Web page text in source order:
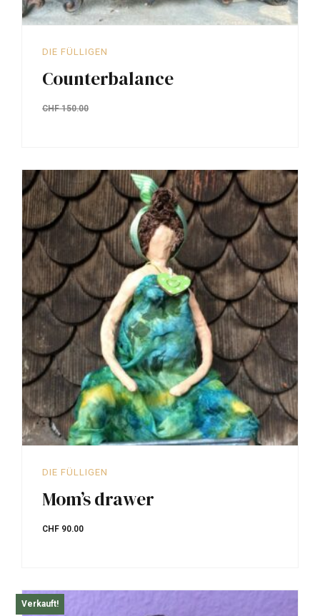
DIE FÜLLIGEN
Counterbalance
CHF150.00
DIE FÜLLIGEN
Mom’s drawer
CHF 90.00
Verkauft!